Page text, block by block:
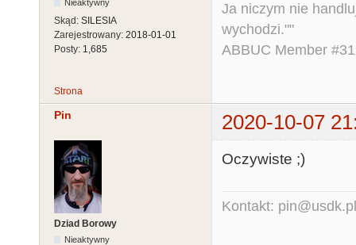
Nieaktywny
Skąd: SILESIA
Zarejestrowany: 2018-01-01
Posty: 1,685
Ja niczym nie
wychodzi.""
ABBUC Member
Strona
Pin 2020-10-07
Dziad Borowy
Nieaktywny
Oczywiste ;)
Kontakt: pin@usdk.pl